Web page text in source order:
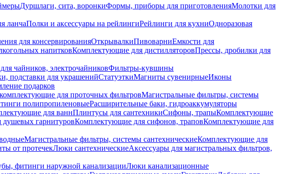
Дуршлаги, сита, воронкиФормы, приборы для приготовленияМолотки для
ланчаПолки и аксессуары на рейлингиРейлинги для кухниОдноразовая
для консервированияОткрывалкиПивоварниЕмкости для
напитковКомплектующие для дистилляторовПрессы, дробилки для
чайников, электрочайниковФильтры-кувшины
подставки для украшенийСтатуэткиМагниты сувенирныеИконы
подарков
для проточных фильтровМагистральные фильтры, системы
полипропиленовыеРасширительные баки, гидроаккумуляторы
для ваннПлинтусы для сантехникиСифоны, трапыКомплектующие
гарнитуровКомплектующие для сифонов, траповКомплектующие для
Магистральные фильтры, системы сантехническиеКомплектующие для
от протечекЛюки сантехническиеАксессуары для магистральных фильтров,
фитинги наружной канализацииЛюки канализационные